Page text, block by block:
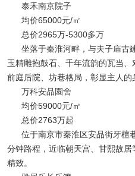
泰禾南京院子
均价65000元/㎡
总价2965万-5300多万
坐落于秦淮河畔，与夫子庙古
玉精雕抱鼓石、千年流韵的瓦当、
前庭后院、坊巷格局，彰显主人的
万科安品園舍
均价59000元/㎡
总价2763万起
位于南京市秦淮区安品街牙檀
分钟路程，近临朝天宫、甘熙故
精致。